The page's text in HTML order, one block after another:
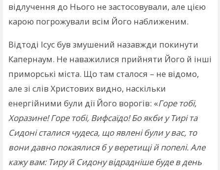
відлучення до Нього не застосовували, але цією
карою погрожували всім Його наближеним.
Відтоді Ісус був змушений назавжди покинути
Капернаум. Не наважилися прийняти Його й інші
приморські міста. Що там сталося – не відомо,
але зі слів Христових видно, наскільки
енергійними були дії Його ворогів: «Горе тобі,
Хоразине! Горе тобі, Вифсаїдо! Бо якби у Тирі та
Сидоні сталися чудеса, що явлені були у вас, то
вони давно покаялися б у веретищі й попелі. Але
кажу вам: Тиру й Сидону відрадніше буде в день